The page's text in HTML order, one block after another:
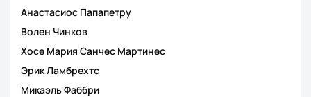
Анастасиос Папапетру
Волен Чинков
Хосе Мария Санчес Мартинес
Эрик Ламбрехтс
Микаэль Фаббри